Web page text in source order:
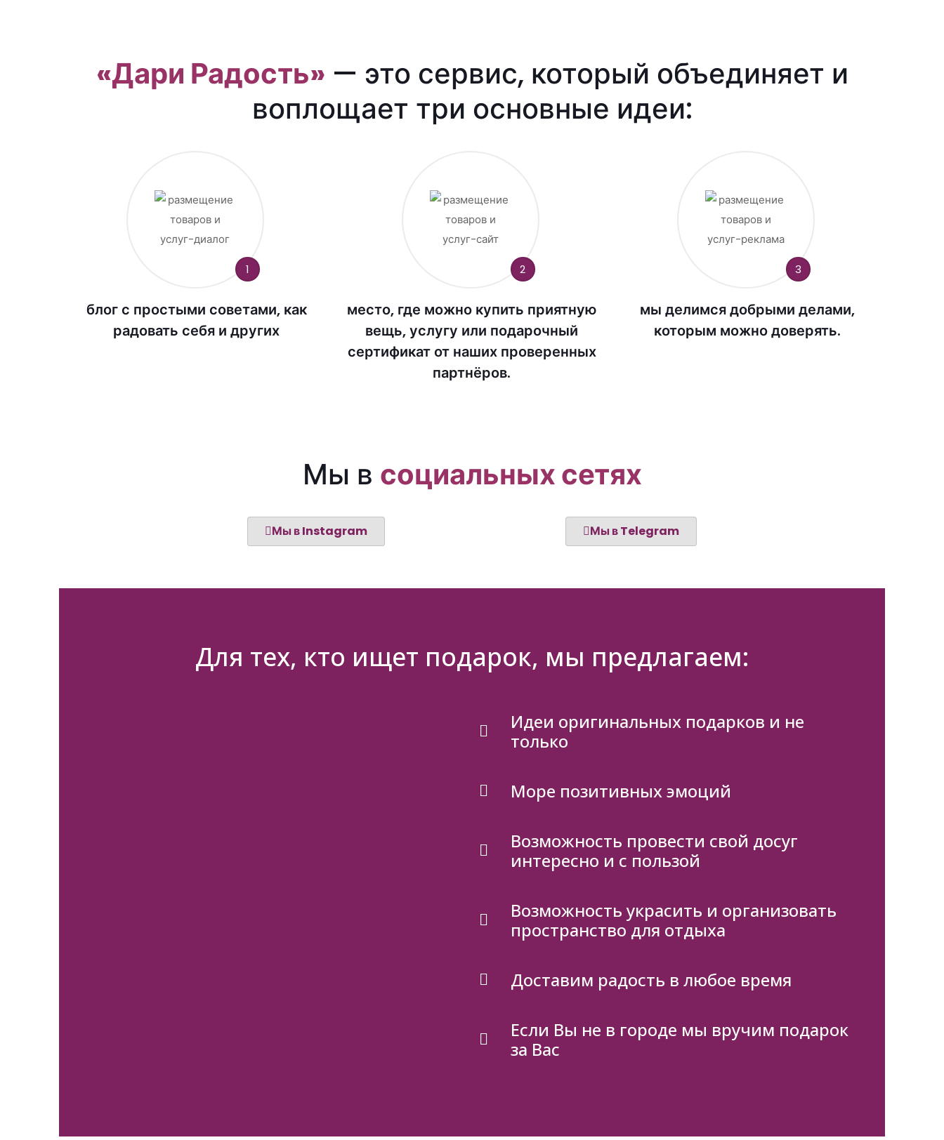
«Дари Радость» — это сервис, который объединяет и
воплощает три основные идеи:
1
блог с простыми советами, как
радовать себя и других
2
место, где можно купить приятную
вещь, услугу или подарочный
сертификат от наших проверенных
партнёров.
3
мы делимся добрыми делами,
которым можно доверять.
Мы в социальных сетях
Мы в Instagram Мы в Telegram
Для тех, кто ищет подарок, мы предлагаем:
Идеи оригинальных подарков и не
только
Море позитивных эмоций
Возможность провести свой досуг
интересно и с пользой
Возможность украсить и организовать
пространство для отдыха
Доставим радость в любое время
Если Вы не в городе мы вручим подарок
за Вас